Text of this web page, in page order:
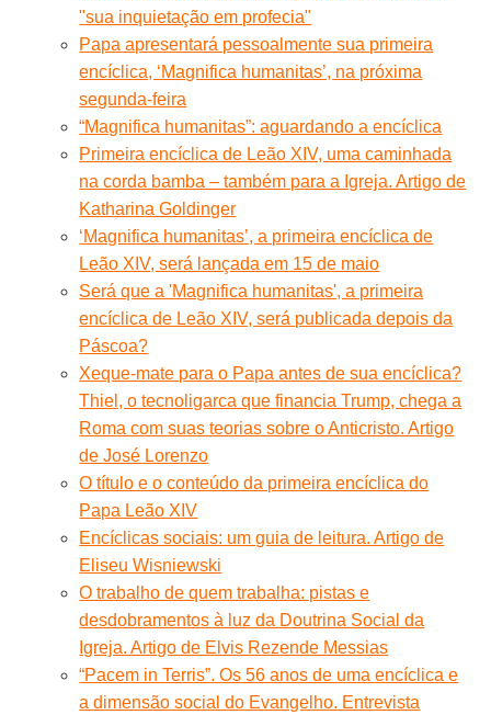
"sua inquietação em profecia"
Papa apresentará pessoalmente sua primeira
encíclica, ‘Magnifica humanitas’, na próxima
segunda-feira
“Magnifica humanitas”: aguardando a encíclica
Primeira encíclica de Leão XIV, uma caminhada
na corda bamba – também para a Igreja. Artigo de
Katharina Goldinger
‘Magnifica humanitas’, a primeira encíclica de
Leão XIV, será lançada em 15 de maio
Será que a 'Magnifica humanitas', a primeira
encíclica de Leão XIV, será publicada depois da
Páscoa?
Xeque-mate para o Papa antes de sua encíclica?
Thiel, o tecnoligarca que financia Trump, chega a
Roma com suas teorias sobre o Anticristo. Artigo
de José Lorenzo
O título e o conteúdo da primeira encíclica do
Papa Leão XIV
Encíclicas sociais: um guia de leitura. Artigo de
Eliseu Wisniewski
O trabalho de quem trabalha: pistas e
desdobramentos à luz da Doutrina Social da
Igreja. Artigo de Elvis Rezende Messias
“Pacem in Terris”. Os 56 anos de uma encíclica e
a dimensão social do Evangelho. Entrevista